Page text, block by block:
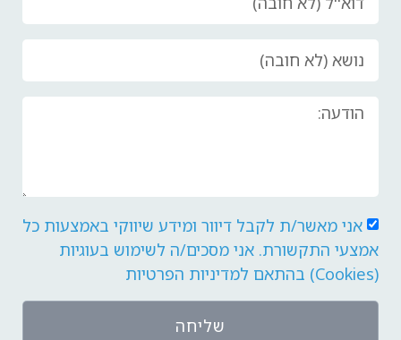
אני מאשר/ת לקבל דיוור ומידע שיווקי באמצעות כל
אמצעי התקשורת. אני מסכים/ה לשימוש בעוגיות
(Cookies) בהתאם
למדיניות הפרטיות
שליחה